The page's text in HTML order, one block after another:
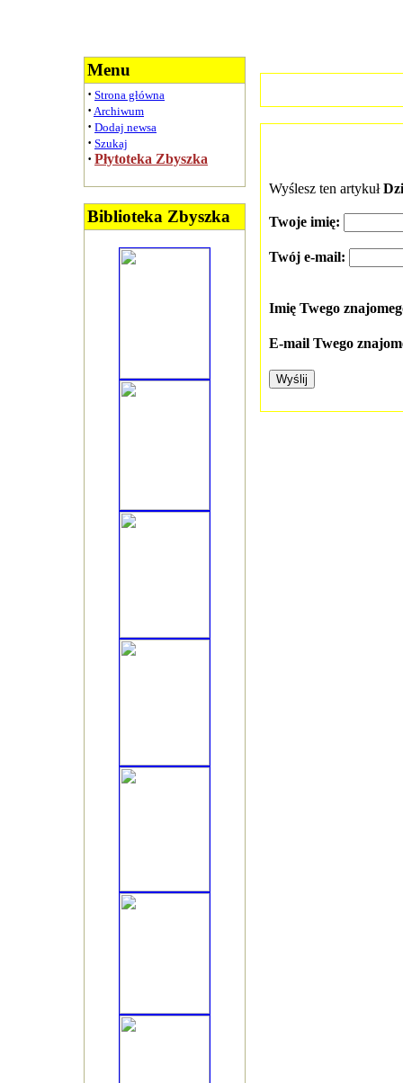
Menu
· Strona główna
· Archiwum
· Dodaj newsa
· Szukaj
· Płytoteka Zbyszka
Biblioteka Zbyszka
Wyślesz ten artykuł
Twoje imię:
Twój e-mail:
Imię Twego
E-mail Twego